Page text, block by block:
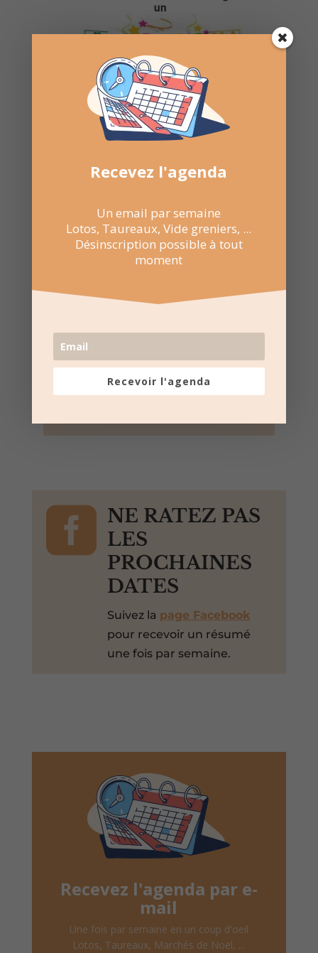
5 Fév 2023
Foyer communal – Fontanès
Rue du Foyer 104, Fontanes,
+ Google Map

NE RATEZ PAS
LES
PROCHAINES
DATES
Suivez la page Facebook
pour recevoir un résumé
une fois par semaine.
Recevez l'agenda par e-
mail
Une fois par semaine en un coup d'oeil
Lotos, Taureaux, Marchés de Noël, ...
Recevez l'agenda
Un email par semaine
Lotos, Taureaux, Vide greniers, ...
Désinscription possible à tout
moment
Recevoir l'agenda